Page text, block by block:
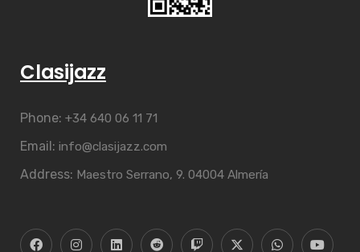
Clasijazz
Phone: +34 640 06 11 71
Email: info@clasijazz.com
Address: Maestro Serrano, 9. 04004 Almería